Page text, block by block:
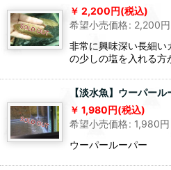
2,200円(税込)
希望小売価格: 2,200円
非常に興味深い長細い
の少しの塩を入れる
【淡水魚】ウーパー
1,980円(税込)
希望小売価格: 1,980円
ウーパールーパー